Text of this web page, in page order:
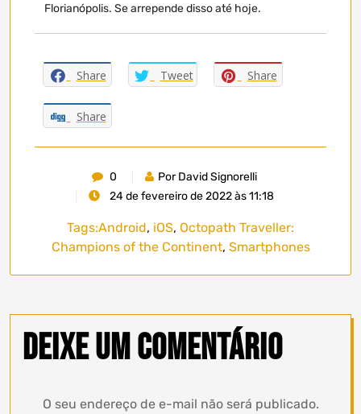
Florianópolis. Se arrepende disso até hoje.
Share Tweet Share
Share
0
Por David Signorelli
24 de fevereiro de 2022 às 11:18
Tags:Android, iOS, Octopath Traveller:
Champions of the Continent, Smartphones
Deixe um comentário
O seu endereço de e-mail não será publicado.